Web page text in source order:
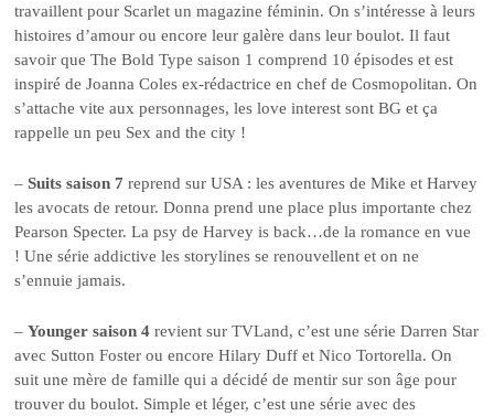
travaillent pour Scarlet un magazine féminin. On s’intéresse à leurs
histoires d’amour ou encore leur galère dans leur boulot. Il faut
savoir que The Bold Type saison 1 comprend 10 épisodes et est
inspiré de Joanna Coles ex-rédactrice en chef de Cosmopolitan. On
s’attache vite aux personnages, les love interest sont BG et ça
rappelle un peu Sex and the city !
–Suits saison 7 reprend sur USA : les aventures de Mike et Harvey
les avocats de retour. Donna prend une place plus importante chez
Pearson Specter. La psy de Harvey is back…de la romance en vue
! Une série addictive les storylines se renouvellent et on ne
s’ennuie jamais.
–Younger saison 4revient sur TVLand, c’est une série Darren Star
avec Sutton Foster ou encore Hilary Duff et Nico Tortorella. On
suit une mère de famille qui a décidé de mentir sur son âge pour
trouver du boulot. Simple et léger, c’est une série avec des